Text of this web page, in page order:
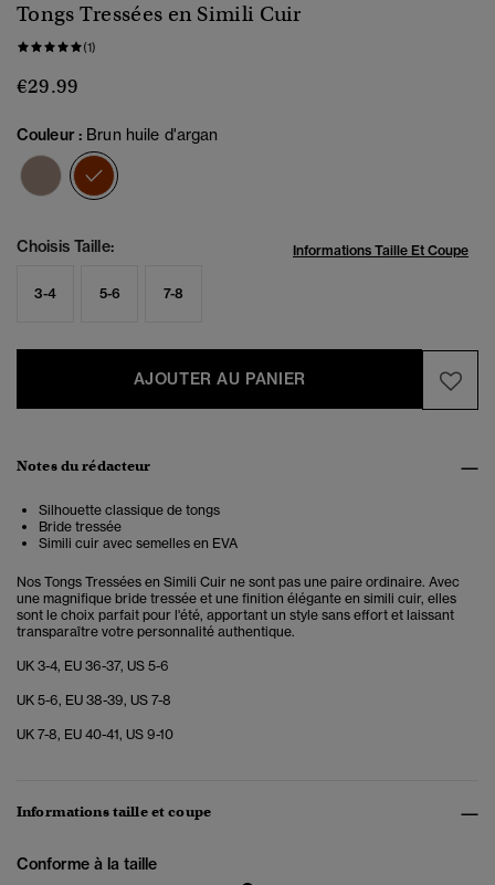
Tongs Tressées en Simili Cuir
(1)
€29.99
Couleur : Brun huile d'argan
Choisis Taille: Informations Taille Et Coupe
3-4 5-6 7-8
AJOUTER AU PANIER
Notes du rédacteur
Silhouette classique de tongs
Bride tressée
Simili cuir avec semelles en EVA
Nos Tongs Tressées en Simili Cuir ne sont pas une paire ordinaire. Avec
une magnifique bride tressée et une finition élégante en simili cuir, elles
sont le choix parfait pour l'été, apportant un style sans effort et laissant
transparaître votre personnalité authentique.
UK 3-4, EU 36-37, US 5-6
UK 5-6, EU 38-39, US 7-8
UK 7-8, EU 40-41, US 9-10
Informations taille et coupe
Conforme à la taille